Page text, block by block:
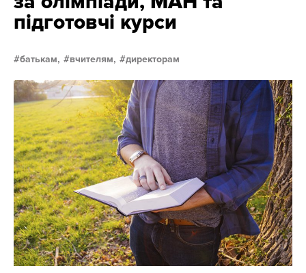
підготовчі курси
батькам, вчителям, директорам